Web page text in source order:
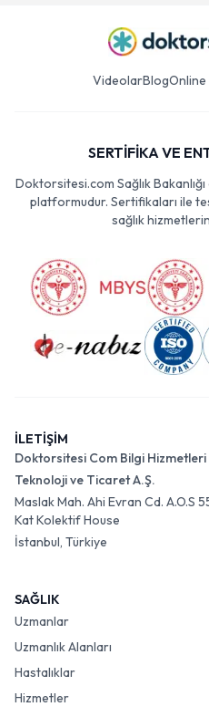
VideolarBlogOnline
SERTİFİKA VE
Doktorsitesi.com Sağlık
platformudur. Sertifikaları ile
sağlık
İLETİŞİM
Doktorsitesi Com Bilgi Hizmetleri
Teknoloji ve Ticaret A.Ş.
Maslak Mah. Ahi Evran Cd. A.O.S
Kat Kolektif House
İstanbul, Türkiye
SAĞLIK
Uzmanlar
Uzmanlık Alanları
Hastalıklar
Hizmetler